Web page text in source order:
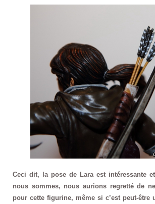
Ceci dit, la pose de Lara est intéressante
nous sommes, nous aurions regretté de
pour cette figurine, même si c’est peut-être